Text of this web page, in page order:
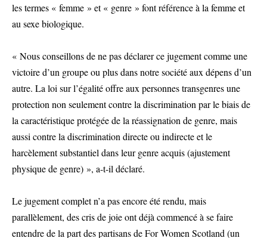
les termes « femme » et « genre » font référence à la femme et
au sexe biologique.
« Nous conseillons de ne pas déclarer ce jugement comme une
victoire d’un groupe ou plus dans notre société aux dépens d’un
autre. La loi sur l’égalité offre aux personnes transgenres une
protection non seulement contre la discrimination par le biais de
la caractéristique protégée de la réassignation de genre, mais
aussi contre la discrimination directe ou indirecte et le
harcèlement substantiel dans leur genre acquis (ajustement
physique de genre) », a-t-il déclaré.
Le jugement complet n’a pas encore été rendu, mais
parallèlement, des cris de joie ont déjà commencé à se faire
entendre de la part des partisans de For Women Scotland (un